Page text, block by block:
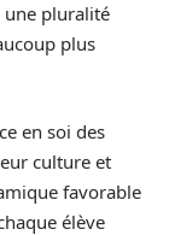
une pluralité
plus
en soi des
culture et
favorable
élève